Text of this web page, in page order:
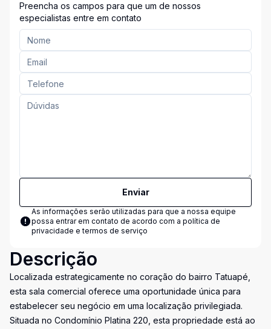
Preencha os campos para que um de nossos
especialistas entre em contato
Enviar
As informações serão utilizadas para que a nossa equipe
possa entrar em contato de acordo com a política de
privacidade e termos de serviço
Descrição
Localizada estrategicamente no coração do bairro Tatuapé,
esta sala comercial oferece uma oportunidade única para
estabelecer seu negócio em uma localização privilegiada.
Situada no Condomínio Platina 220, esta propriedade está ao